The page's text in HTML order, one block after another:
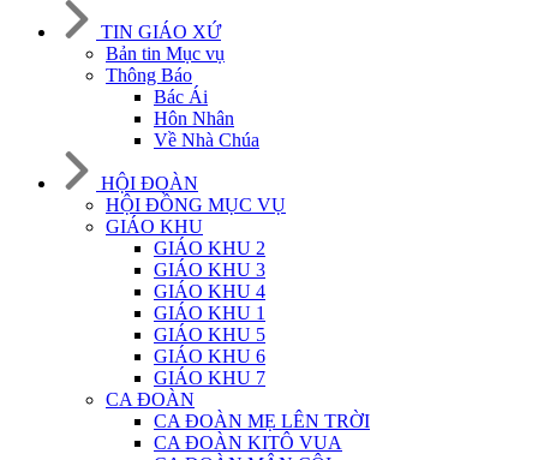
TIN GIÁO XỨ
Bản tin Mục vụ
Thông Báo
Bác Ái
Hôn Nhân
Về Nhà Chúa
HỘI ĐOÀN
HỘI ĐỒNG MỤC VỤ
GIÁO KHU
GIÁO KHU 2
GIÁO KHU 3
GIÁO KHU 4
GIÁO KHU 1
GIÁO KHU 5
GIÁO KHU 6
GIÁO KHU 7
CA ĐOÀN
CA ĐOÀN MẸ LÊN TRỜI
CA ĐOÀN KITÔ VUA